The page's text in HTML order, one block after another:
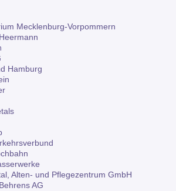
Mecklenburg-Vorpommern
Hamburg
Alten- und Pflegezentrum GmbH
AG